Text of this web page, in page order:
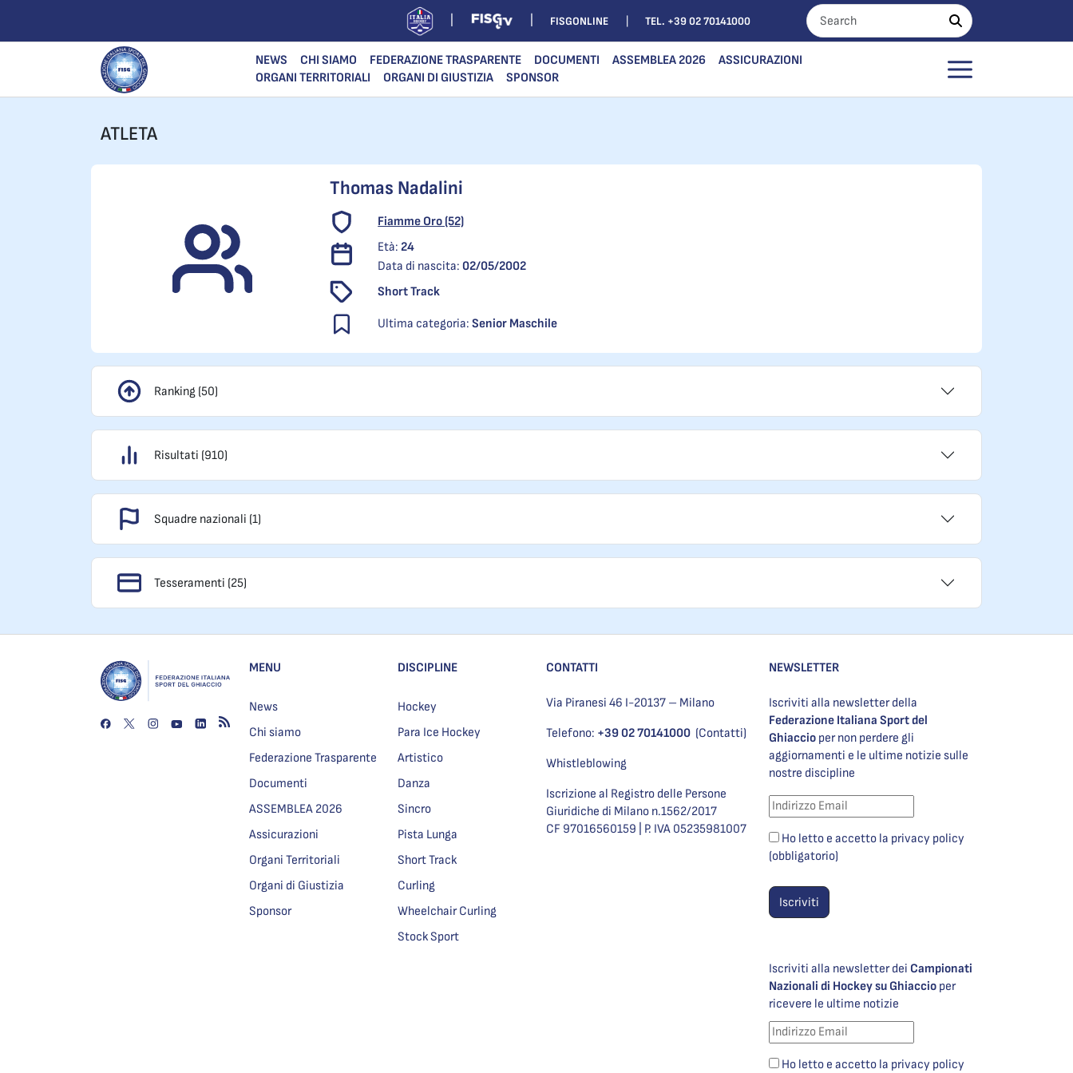
FISGONLINE TEL. +39 02 70141000
NEWS CHI SIAMO FEDERAZIONE TRASPARENTE DOCUMENTI ASSEMBLEA 2026
ASSICURAZIONI
ORGANI TERRITORIALI
ORGANI DI GIUSTIZIA SPONSOR
ATLETA
Thomas Nadalini
Fiamme Oro (52)
Età:24
Data di nascita:02/05/2002
Short Track
Ultima categoria:Senior Maschile
Ranking (50)
Risultati (910)
Squadre nazionali (1)
Tesseramenti (25)
MENU
News
Chi siamo
Federazione Trasparente
Documenti
ASSEMBLEA 2026
Assicurazioni
Organi Territoriali
Organi di Giustizia
Sponsor
DISCIPLINE
Hockey
Para Ice Hockey
Artistico
Danza
Sincro
Pista Lunga
Short Track
Curling
Wheelchair Curling
Stock Sport
CONTATTI
Via Piranesi 46 I-20137 – Milano
Telefono: +39 02 70141000 (Contatti)
Whistleblowing
Iscrizione al Registro delle Persone
Giuridiche di Milano n.1562/2017
CF 97016560159 | P. IVA 05235981007
NEWSLETTER
Iscriviti alla newsletter della
Federazione Italiana Sport del
Ghiaccio per non perdere gli
aggiornamenti e le ultime notizie sulle
nostre discipline
Ho letto e accetto la privacy policy
(obbligatorio)
Iscriviti alla newsletter dei Campionati
Nazionali di Hockey su Ghiaccio per
ricevere le ultime notizie
Ho letto e accetto la privacy policy